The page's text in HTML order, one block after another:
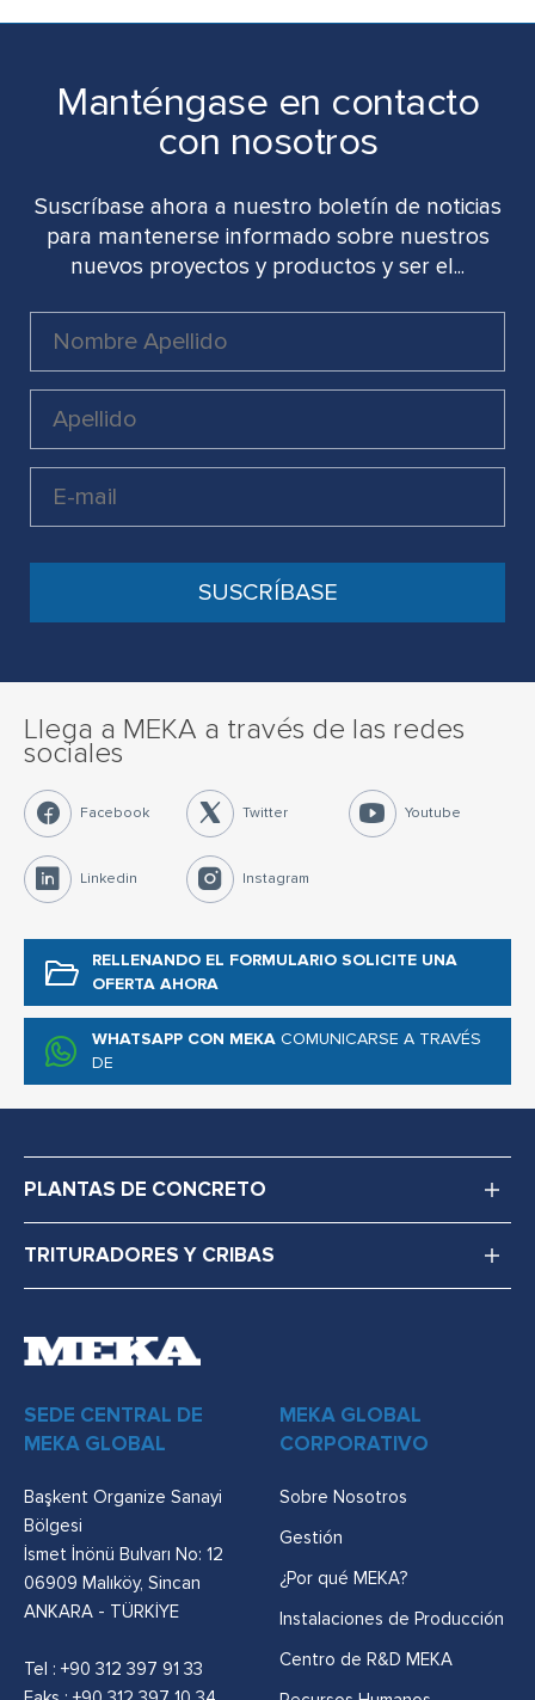
Manténgase en contacto
con nosotros
Suscríbase ahora a nuestro boletín de noticias
para mantenerse informado sobre nuestros
nuevos proyectos y productos y ser el...
Llega a MEKA a través de las redes
sociales
Facebook Twitter Youtube
Linkedin Instagram
RELLENANDO EL FORMULARIO SOLICITE UNA
OFERTA AHORA
WHATSAPP CON MEKA COMUNICARSE A TRAVÉS
DE
PLANTAS DE CONCRETO
TRITURADORES Y CRIBAS
SEDE CENTRAL DE
MEKA GLOBAL
Başkent Organize Sanayi
Bölgesi
İsmet İnönü Bulvarı No: 12
06909 Malıköy, Sincan
ANKARA - TÜRKİYE
Tel : +90 312 397 91 33
MEKA GLOBAL
CORPORATIVO
Sobre Nosotros
Gestión
¿Por qué MEKA?
Instalaciones de Producción
Centro de R&D MEKA